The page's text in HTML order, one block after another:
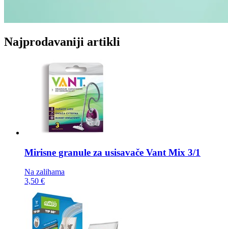
Najprodavaniji artikli
Mirisne granule za usisavače Vant Mix 3/1
Na zalihama
3,50 €